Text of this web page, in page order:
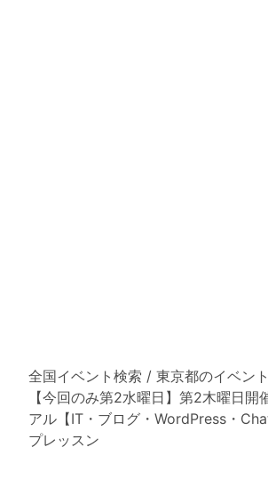
全国イベント検索 / 東京都のイベン
【今回のみ第2水曜日】第2木曜日開
アル【IT・ブログ・WordPress・
プレッスン